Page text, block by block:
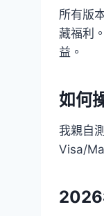
所有版
藏福利
益。
如何
我親自
Visa/
2026